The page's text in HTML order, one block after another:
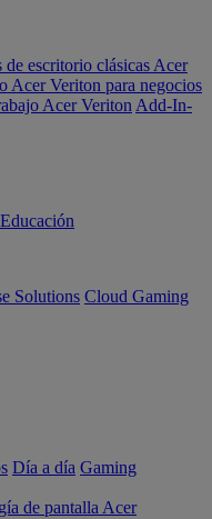
de escritorio clásicas Acer
Acer Veriton para negocios
Acer Veriton Add-In-
Educación
Solutions Cloud Gaming
Día a día Gaming
de pantalla Acer